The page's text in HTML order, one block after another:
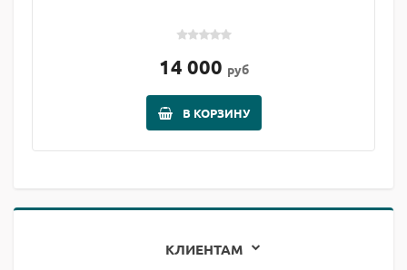
14 000 руб
В КОРЗИНУ
КЛИЕНТАМ